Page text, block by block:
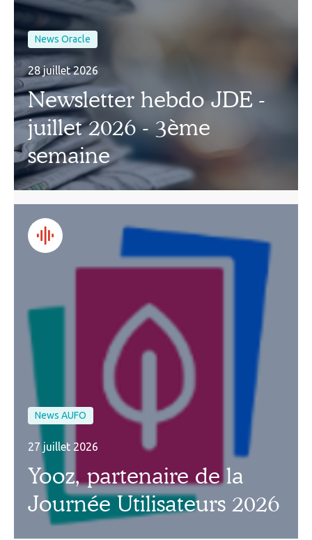
News Oracle
28 juillet 2026
Newsletter hebdo JDE -
juillet 2026 - 3ème
semaine
News AUFO
27 juillet 2026
Yooz, partenaire de la
Journée Utilisateurs 2026